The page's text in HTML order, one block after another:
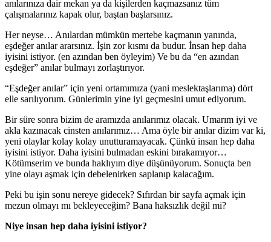
anılarınıza dair mekan ya da kişilerden kaçmazsanız tüm
çalışmalarınız kapak olur, baştan başlarsınız.
Her neyse… Anılardan mümkün mertebe kaçmanın yanında,
eşdeğer anılar ararsınız. İşin zor kısmı da budur. İnsan hep daha
iyisini istiyor. (en azından ben öyleyim) Ve bu da “en azından
eşdeğer” anılar bulmayı zorlaştırıyor.
“Eşdeğer anılar” için yeni ortamımıza (yani meslektaşlarıma) dört
elle sarılıyorum. Günlerimin yine iyi geçmesini umut ediyorum.
Bir süre sonra bizim de aramızda anılarımız olacak. Umarım iyi ve
akla kazınacak cinsten anılarımız… Ama öyle bir anılar dizim var ki,
yeni olaylar kolay kolay unutturamayacak. Çünkü insan hep daha
iyisini istiyor. Daha iyisini bulmadan eskini bırakamıyor…
Kötümserim ve bunda haklıyım diye düşünüyorum. Sonuçta ben
yine olayı aşmak için debelenirken saplanıp kalacağım.
Peki bu işin sonu nereye gidecek? Sıfırdan bir sayfa açmak için
mezun olmayı mı bekleyeceğim? Bana haksızlık değil mi?
Niye insan hep daha iyisini istiyor?